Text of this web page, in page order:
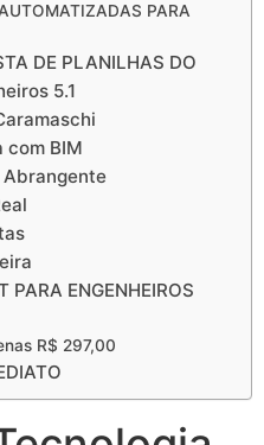
PARA
DE PLANILHAS DO
5.1
com BIM
Abrangente
PARA ENGENHEIROS
R$ 297,00